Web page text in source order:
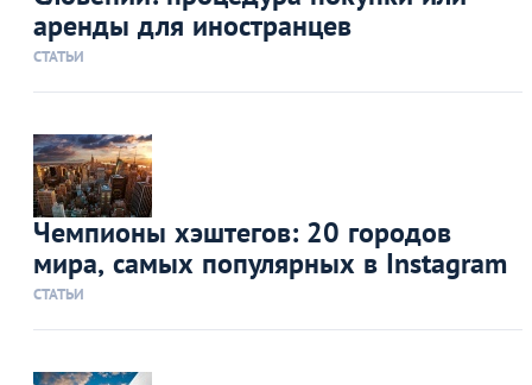
аренды для иностранцев
СТАТЬИ
Чемпионы хэштегов: 20 городов
мира, самых популярных в Instagram
СТАТЬИ